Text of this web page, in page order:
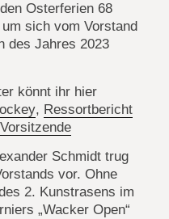
Osterferien 68
sich vom Vorstand
des Jahres 2023
könnt ihr hier
, Ressortbericht
Schmidt trug
vor. Ohne
2. Kunstrasens im
„Wacker Open“